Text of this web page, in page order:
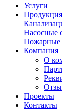
Услуги
Продукция
Насосные
Пожарные
Компания
О
Проекты
Контакты